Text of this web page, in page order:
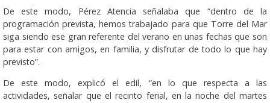
De este modo, Pérez Atencia señalaba que “dentro de la
programación prevista, hemos trabajado para que Torre del Mar
siga siendo ese gran referente del verano en unas fechas que son
para estar con amigos, en familia, y disfrutar de todo lo que hay
previsto”.
De este modo, explicó el edil, “en lo que respecta a las
actividades, señalar que el recinto ferial, en la noche del martes